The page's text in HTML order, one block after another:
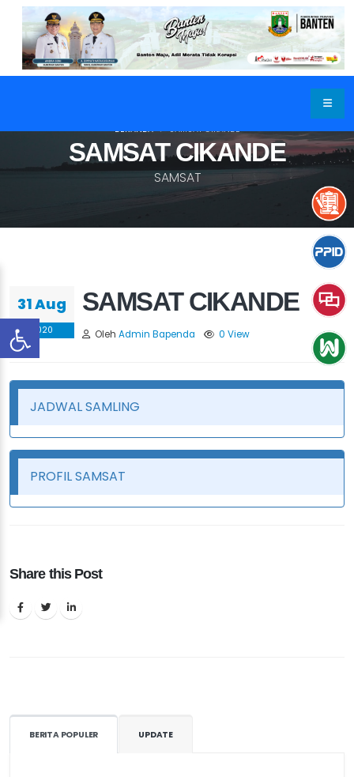
SAMSAT CIKANDE
SAMSAT
BERANDA SAMSAT CIKANDE
31 Aug
2020
SAMSAT CIKANDE
Oleh Admin Bapenda 0 View
JADWAL SAMLING
PROFIL SAMSAT
Share this Post
BERITA POPULER UPDATE